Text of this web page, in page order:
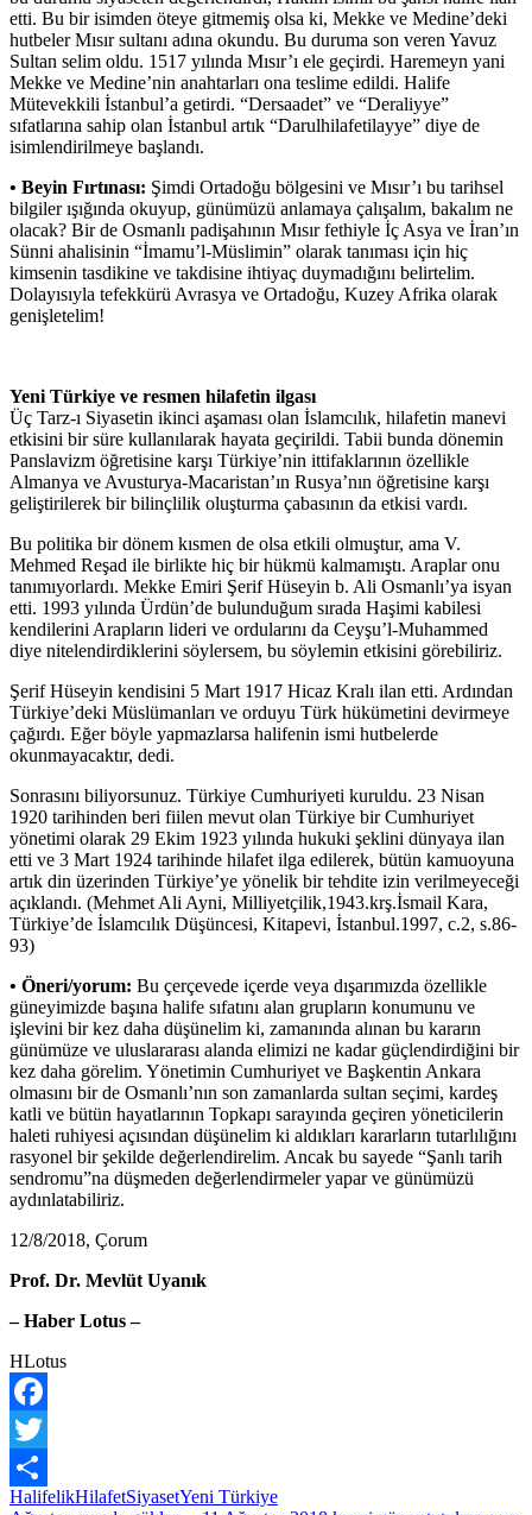
etti. Bu bir isimden öteye gitmemiş olsa ki, Mekke ve Medine’deki
hutbeler Mısır sultanı adına okundu. Bu duruma son veren Yavuz
Sultan selim oldu. 1517 yılında Mısır’ı ele geçirdi. Haremeyn yani
Mekke ve Medine’nin anahtarları ona teslime edildi. Halife
Mütevekkili İstanbul’a getirdi. “Dersaadet” ve “Deraliyye”
sıfatlarına sahip olan İstanbul artık “Darulhilafetilayye” diye de
isimlendirilmeye başlandı.
• Beyin Fırtınası: Şimdi Ortadoğu bölgesini ve Mısır’ı bu tarihsel
bilgiler ışığında okuyup, günümüzü anlamaya çalışalım, bakalım ne
olacak? Bir de Osmanlı padişahının Mısır fethiyle İç Asya ve İran’ın
Sünni ahalisinin “İmamu’l-Müslimin” olarak tanıması için hiç
kimsenin tasdikine ve takdisine ihtiyaç duymadığını belirtelim.
Dolayısıyla tefekkürü Avrasya ve Ortadoğu, Kuzey Afrika olarak
genişletelim!
Yeni Türkiye ve resmen hilafetin ilgası
Üç Tarz-ı Siyasetin ikinci aşaması olan İslamcılık, hilafetin manevi
etkisini bir süre kullanılarak hayata geçirildi. Tabii bunda dönemin
Panslavizm öğretisine karşı Türkiye’nin ittifaklarının özellikle
Almanya ve Avusturya-Macaristan’ın Rusya’nın öğretisine karşı
geliştirilerek bir bilinçlilik oluşturma çabasının da etkisi vardı.
Bu politika bir dönem kısmen de olsa etkili olmuştur, ama V.
Mehmed Reşad ile birlikte hiç bir hükmü kalmamıştı. Araplar onu
tanımıyorlardı. Mekke Emiri Şerif Hüseyin b. Ali Osmanlı’ya isyan
etti. 1993 yılında Ürdün’de bulunduğum sırada Haşimi kabilesi
kendilerini Arapların lideri ve ordularını da Ceyşu’l-Muhammed
diye nitelendirdiklerini söylersem, bu söylemin etkisini görebiliriz.
Şerif Hüseyin kendisini 5 Mart 1917 Hicaz Kralı ilan etti. Ardından
Türkiye’deki Müslümanları ve orduyu Türk hükümetini devirmeye
çağırdı. Eğer böyle yapmazlarsa halifenin ismi hutbelerde
okunmayacaktır, dedi.
Sonrasını biliyorsunuz. Türkiye Cumhuriyeti kuruldu. 23 Nisan
1920 tarihinden beri fiilen mevut olan Türkiye bir Cumhuriyet
yönetimi olarak 29 Ekim 1923 yılında hukuki şeklini dünyaya ilan
etti ve 3 Mart 1924 tarihinde hilafet ilga edilerek, bütün kamuoyuna
artık din üzerinden Türkiye’ye yönelik bir tehdite izin verilmeyeceği
açıklandı. (Mehmet Ali Ayni, Milliyetçilik,1943.krş.İsmail Kara,
Türkiye’de İslamcılık Düşüncesi, Kitapevi, İstanbul.1997, c.2, s.86-
93)
• Öneri/yorum: Bu çerçevede içerde veya dışarımızda özellikle
güneyimizde başına halife sıfatını alan grupların konumunu ve
işlevini bir kez daha düşünelim ki, zamanında alınan bu kararın
günümüze ve uluslararası alanda elimizi ne kadar güçlendirdiğini bir
kez daha görelim. Yönetimin Cumhuriyet ve Başkentin Ankara
olmasını bir de Osmanlı’nın son zamanlarda sultan seçimi, kardeş
katli ve bütün hayatlarının Topkapı sarayında geçiren yöneticilerin
haleti ruhiyesi açısından düşünelim ki aldıkları kararların tutarlılığını
rasyonel bir şekilde değerlendirelim. Ancak bu sayede “Şanlı tarih
sendromu”na düşmeden değerlendirmeler yapar ve günümüzü
aydınlatabiliriz.
12/8/2018, Çorum
Prof. Dr. Mevlüt Uyanık
– Haber Lotus –
HLotus
Facebook
Twitter
Share
HalifelikHilafetSiyasetYeni Türkiye